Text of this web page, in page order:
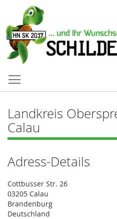
Landkreis
Calau
Adress-Details
Cottbusser Str. 26
03205 Calau
Brandenburg
Deutschland